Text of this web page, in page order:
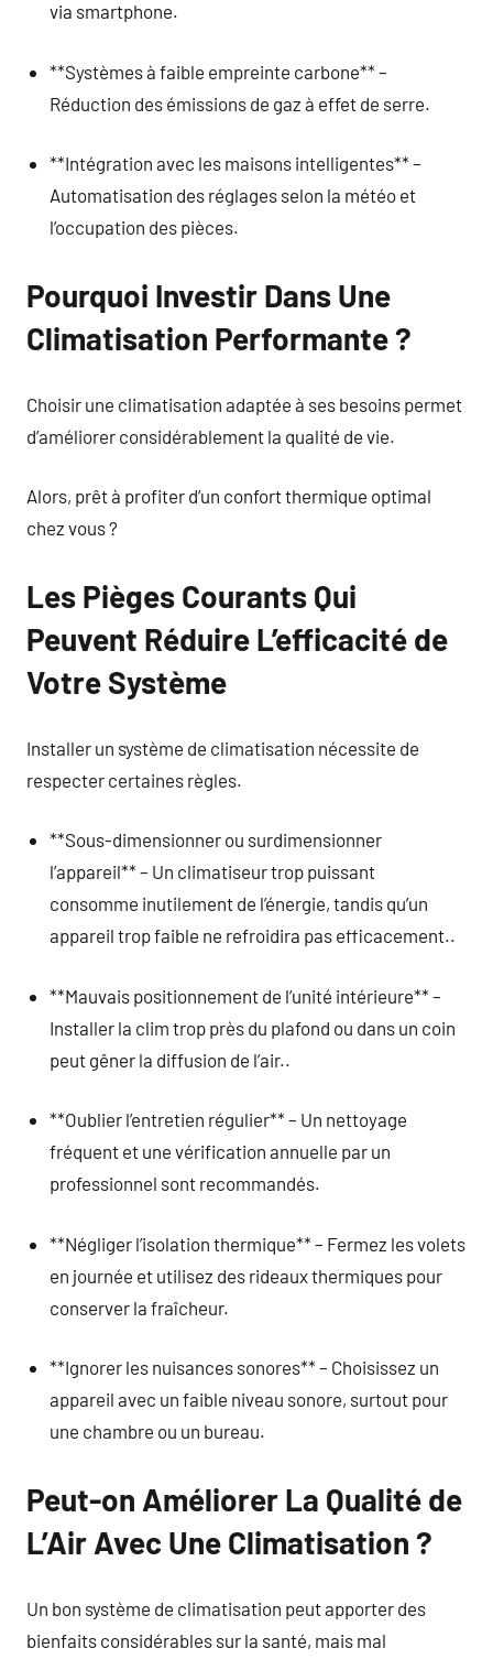
via smartphone.
**Systèmes à faible empreinte carbone** –
Réduction des émissions de gaz à effet de serre.
**Intégration avec les maisons intelligentes** –
Automatisation des réglages selon la météo et
l’occupation des pièces.
Pourquoi Investir Dans Une
Climatisation Performante ?
Choisir une climatisation adaptée à ses besoins permet
d’améliorer considérablement la qualité de vie.
Alors, prêt à profiter d’un confort thermique optimal
chez vous ?
Les Pièges Courants Qui
Peuvent Réduire L’efficacité de
Votre Système
Installer un système de climatisation nécessite de
respecter certaines règles.
**Sous-dimensionner ou surdimensionner
l’appareil** – Un climatiseur trop puissant
consomme inutilement de l’énergie, tandis qu’un
appareil trop faible ne refroidira pas efficacement..
**Mauvais positionnement de l’unité intérieure** –
Installer la clim trop près du plafond ou dans un coin
peut gêner la diffusion de l’air..
**Oublier l’entretien régulier** – Un nettoyage
fréquent et une vérification annuelle par un
professionnel sont recommandés.
**Négliger l’isolation thermique** – Fermez les volets
en journée et utilisez des rideaux thermiques pour
conserver la fraîcheur.
**Ignorer les nuisances sonores** – Choisissez un
appareil avec un faible niveau sonore, surtout pour
une chambre ou un bureau.
Peut-on Améliorer La Qualité de
L’Air Avec Une Climatisation ?
Un bon système de climatisation peut apporter des
bienfaits considérables sur la santé, mais mal